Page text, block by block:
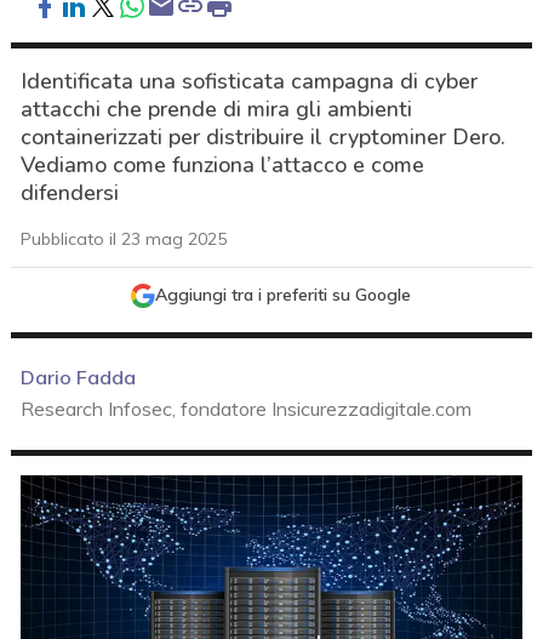
Identificata una sofisticata campagna di cyber
attacchi che prende di mira gli ambienti
containerizzati per distribuire il cryptominer Dero.
Vediamo come funziona l’attacco e come
difendersi
Pubblicato il 23 mag 2025
Aggiungi tra i preferiti su Google
Dario Fadda
Research Infosec, fondatore Insicurezzadigitale.com